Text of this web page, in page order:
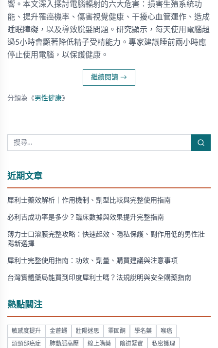
響。本文深入探討電腦輻射的六大危害：損害生殖系統功
能、提升罹癌機率、傷害視覺健康、干擾心血管運作、造成
睡眠障礙，以及導致脫髮問題。研究顯示，每天使用電腦超
過5小時會顯著降低精子受精能力。專家建議睡前兩小時應
停止使用電腦，以保護健康。
繼續閱讀 →
分類為《男性健康》
近期文章
犀利士藥效解析｜作用機制、劑型比較與完整使用指南
必利吉成功率是多少？臨床數據與效果提升完整指南
薄力士口溶膜完整攻略：快速起效、隱私保護、副作用低的男性壯
陽新選擇
犀利士完整使用指南：功效、劑量、購買建議與注意事項
台灣實體藥局能買到印度犀利士嗎？法規說明與安全購藥指南
熱點關注
敏感度提升 金蒼蠅 壯陽迷思 睪固酮 學名藥 喉癌
頭頸部癌症 肺動脈高壓 線上購藥 陰道緊實 私密護理